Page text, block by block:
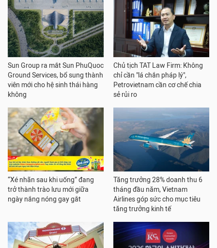
Sun Group ra mắt Sun PhuQuoc
Ground Services, bổ sung thành
viên mới cho hệ sinh thái hàng
không
Chủ tịch TAT Law Firm: Không
chỉ cần "lá chắn pháp lý",
Petrovietnam cần cơ chế chia
sẻ rủi ro
“Xé nhãn sau khi uống” đang
trở thành trào lưu mới giữa
ngày nắng nóng gay gắt
Tăng trưởng 28% doanh thu 6
tháng đầu năm, Vietnam
Airlines góp sức cho mục tiêu
tăng trưởng kinh tế